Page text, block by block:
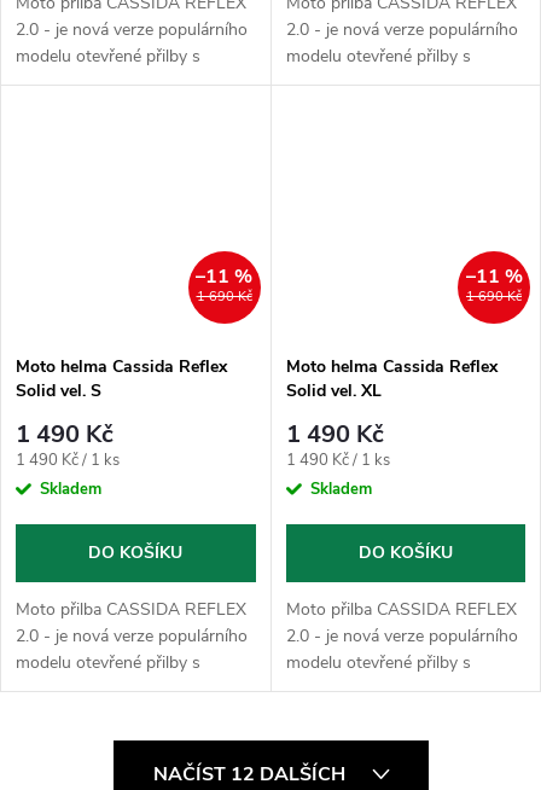
2.0 - je nová verze populárního
modelu otevřené přilby s
plastovou skořepinou a
2.0 - je nová verze populárního
modelu otevřené přilby s
plastovou skořepinou a
1 690 Kč
–11 %
Moto helma Cassida Reflex
Solid vel. S
1 490 Kč
Měrná
cena:
1 490 Kč / 1 ks
Skladem
DO KOŠÍKU
Moto přilba CASSIDA REFLEX
2.0 - je nová verze populárního
modelu otevřené přilby s
plastovou skořepinou a
disponuje vylepšeným
zpracováním v podobě...
1 690 Kč
–11 %
Moto helma Cassida Reflex
Solid vel. XL
1 490 Kč
Měrná
cena:
1 490 Kč / 1 ks
Skladem
DO KOŠÍKU
Moto přilba CASSIDA REFLEX
2.0 - je nová verze populárního
modelu otevřené přilby s
plastovou skořepinou a
disponuje vylepšeným
zpracováním v podobě...
NAČÍST 12 DALŠÍCH